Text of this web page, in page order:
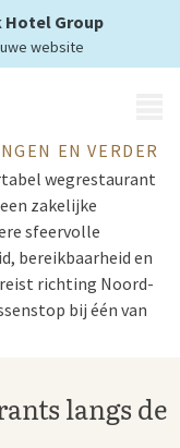
Hotel Group
website
EN VERDER
wegrestaurant
zakelijke
sfeervolle
bereikbaarheid en
richting Noord-
bij één van
langs de